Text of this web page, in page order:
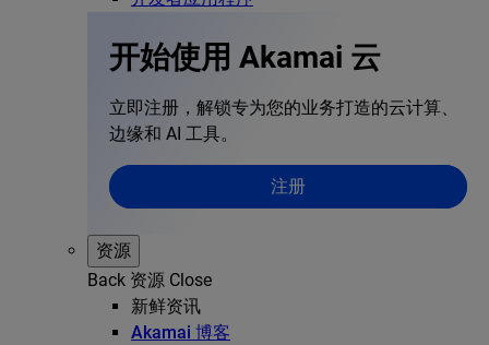
开始使用 Akamai 云
立即注册，解锁专为您的业务打造的云计算、
边缘和 AI 工具。
注册
资源
Back 资源 Close
新鲜资讯
Akamai 博客